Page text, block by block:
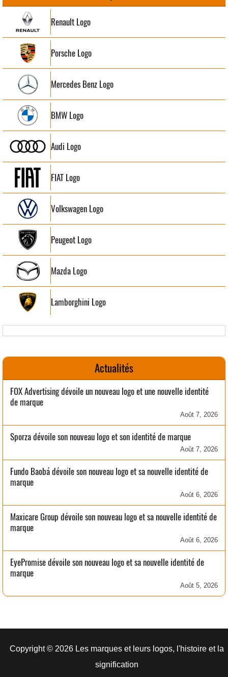
Renault Logo
Porsche Logo
Mercedes Benz Logo
BMW Logo
Audi Logo
FIAT Logo
Volkswagen Logo
Peugeot Logo
Mazda Logo
Lamborghini Logo
Actualités
FOX Advertising dévoile un nouveau logo et une nouvelle identité
de marque
Août 7, 2026
Sporza dévoile son nouveau logo et son identité de marque
Août 7, 2026
Fundo Baobá dévoile son nouveau logo et sa nouvelle identité de
marque
Août 6, 2026
Maxicare Group dévoile son nouveau logo et sa nouvelle identité de
marque
Août 6, 2026
EyePromise dévoile son nouveau logo et sa nouvelle identité de
marque
Août 5, 2026
Copyright © 2026 Les marques et leurs logos, l'histoire et la
signification